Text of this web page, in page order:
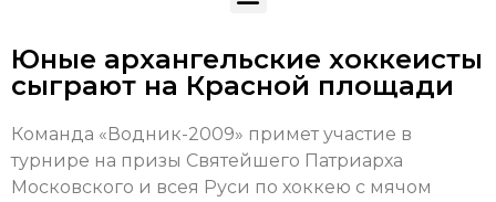
Юные архангельские хоккеисты
сыграют на Красной площади
Команда «Водник-2009» примет участие в
турнире на призы Святейшего Патриарха
Московского и всея Руси по хоккею с мячом